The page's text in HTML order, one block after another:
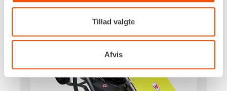
Tillad valgte
Afvis